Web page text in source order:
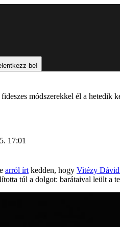
be!
módszerekkel él a hetedik
17:01
arról írt kedden, hogy Vitézy Dávid
túl a dolgot: barátaival leült a